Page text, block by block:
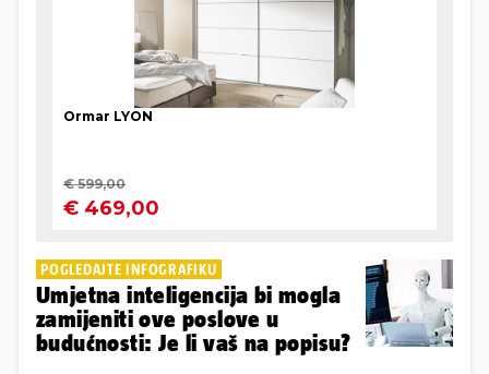
POGLEDAJTE INFOGRAFIKU
Umjetna inteligencija bi mogla
zamijeniti ove poslove u
budućnosti: Je li vaš na popisu?